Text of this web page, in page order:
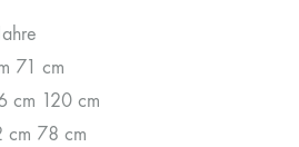
71 cm
cm 120 cm
cm 78 cm